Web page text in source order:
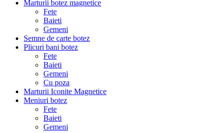
Marturii botez magnetice
Fete
Baieti
Gemeni
Semne de carte botez
Plicuri bani botez
Fete
Baieti
Gemeni
Cu poza
Marturii Iconite Magnetice
Meniuri botez
Fete
Baieti
Gemeni